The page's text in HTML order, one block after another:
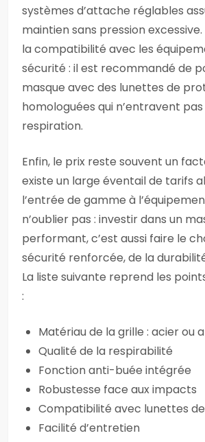
systèmes d’attache réglables
maintien sans pression excessive.
la compatibilité avec les
sécurité : il est recommandé de
masque avec des lunettes de
homologuées qui n’entravent
respiration.
Enfin, le prix reste souvent un
existe un large éventail de tarifs
l’entrée de gamme à
n’oublier pas : investir dans un
performant, c’est aussi faire le
sécurité renforcée, de la
La liste suivante reprend les
:
Matériau de la grille : acier ou
Qualité de la respirabilité
Fonction anti-buée intégrée
Robustesse face aux impacts
Compatibilité avec lunettes
Facilité d’entretien